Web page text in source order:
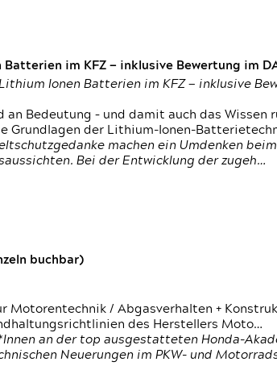
im KFZ — inklusive Bewertung im
Ionen Batterien im KFZ — inklusive
Bedeutung – und damit auch das
Grundlagen der Lithium-Ionen-
machen ein Umdenken
Bei der Entwicklung der zugeh…
buchbar)
Motorentechnik / Abgasverhalten +
des Herstellers Moto…
an der top ausgestatteten Honda-
Neuerungen im PKW- und